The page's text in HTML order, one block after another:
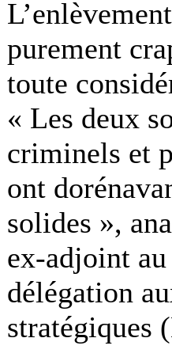
purement
toute
« Les deux
criminels et
ont
solides »,
ex-adjoint
délégation
stratégiques